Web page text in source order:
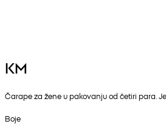
KM
Čarape za žene u pakovanju od četiri para.
Boje